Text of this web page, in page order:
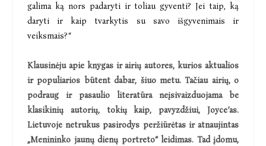
galima ką nors padaryti ir toliau gyventi? Jei taip, ką
daryti ir kaip tvarkytis su savo išgyvenimais ir
veiksmais?“
Klausinėju apie knygas ir airių autores, kurios aktualios
ir populiarios būtent dabar, šiuo metu. Tačiau airių, o
podraug ir pasaulio literatūra neįsivaizduojama be
klasikinių autorių, tokių kaip, pavyzdžiui, Joyce’as.
Lietuvoje netrukus pasirodys peržiūrėtas ir atnaujintas
„Menininko jaunų dienų portreto“ leidimas. Tad įdomu,